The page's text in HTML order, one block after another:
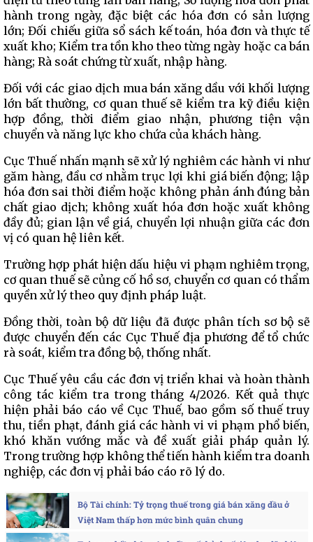
hành trong ngày, đặc biệt các hóa đơn có sản lượng
lớn; Đối chiếu giữa sổ sách kế toán, hóa đơn và thực tế
xuất kho; Kiểm tra tồn kho theo từng ngày hoặc ca bán
hàng; Rà soát chứng từ xuất, nhập hàng.
Đối với các giao dịch mua bán xăng dầu với khối lượng
lớn bất thường, cơ quan thuế sẽ kiểm tra kỹ điều kiện
hợp đồng, thời điểm giao nhận, phương tiện vận
chuyển và năng lực kho chứa của khách hàng.
Cục Thuế nhấn mạnh sẽ xử lý nghiêm các hành vi như
găm hàng, đầu cơ nhằm trục lợi khi giá biến động; lập
hóa đơn sai thời điểm hoặc không phản ánh đúng bản
chất giao dịch; không xuất hóa đơn hoặc xuất không
đầy đủ; gian lận về giá, chuyển lợi nhuận giữa các đơn
vị có quan hệ liên kết.
Trường hợp phát hiện dấu hiệu vi phạm nghiêm trọng,
cơ quan thuế sẽ củng cố hồ sơ, chuyển cơ quan có thẩm
quyền xử lý theo quy định pháp luật.
Đồng thời, toàn bộ dữ liệu đã được phân tích sơ bộ sẽ
được chuyển đến các Cục Thuế địa phương để tổ chức
rà soát, kiểm tra đồng bộ, thống nhất.
Cục Thuế yêu cầu các đơn vị triển khai và hoàn thành
công tác kiểm tra trong tháng 4/2026. Kết quả thực
hiện phải báo cáo về Cục Thuế, bao gồm số thuế truy
thu, tiền phạt, đánh giá các hành vi vi phạm phổ biến,
khó khăn vướng mắc và đề xuất giải pháp quản lý.
Trong trường hợp không thể tiến hành kiểm tra doanh
nghiệp, các đơn vị phải báo cáo rõ lý do.
Bộ Tài chính: Tỷ trọng thuế trong giá bán xăng dầu ở
Việt Nam thấp hơn mức bình quân chung